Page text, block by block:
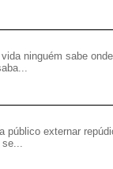
ninguém sabe
público externar
se...